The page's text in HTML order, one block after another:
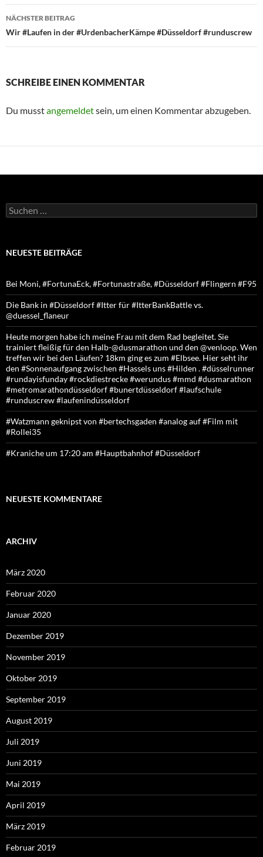
NÄCHSTER BEITRAG
Wir #Laufen in der #UrdenbacherKämpe #Düsseldorf #runduscrew
SCHREIBE EINEN KOMMENTAR
Du musstangemeldetsein, um einen Kommentar abzugeben.
Suchen
nach:
NEUESTE BEITRÄGE
Bei Moni, #FortunaEck, #Fortunastraße, #Düsseldorf #Flingern #F95
Die Bank in #Düsseldorf #Itter für #ItterBankBattle vs.
@duessel_flaneur
Heute morgen habe ich meine Frau mit dem Rad begleitet. Sie
trainiert fleißig für den Halb-@dusmarathon und den @venloop. Wen
treffen wir bei den Läufen? 18km ging es zum #Elbsee. Hier seht ihr
den #Sonnenaufgang zwischen #Hassels uns #Hilden . #düsselrunner
#rundayisfunday #rockdiestrecke #werundus #mmd #dusmarathon
#metromarathondüsseldorf #bunertdüsseldorf #laufschule
#runduscrew #laufenindüsseldorf
#Watzmann geknipst von #bertechsgaden #analog auf #Film mit
#Rollei35
#Kraniche um 17:20 am #Hauptbahnhof #Düsseldorf
NEUESTE KOMMENTARE
ARCHIV
März 2020
Februar 2020
Januar 2020
Dezember 2019
November 2019
Oktober 2019
September 2019
August 2019
Juli 2019
Juni 2019
Mai 2019
April 2019
März 2019
Februar 2019